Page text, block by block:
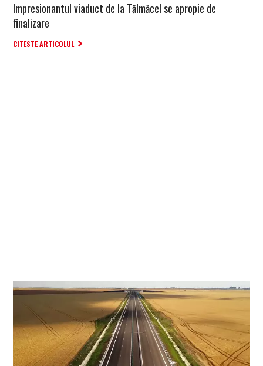
Impresionantul viaduct de la Tălmăcel se apropie de
finalizare
CITESTE ARTICOLUL